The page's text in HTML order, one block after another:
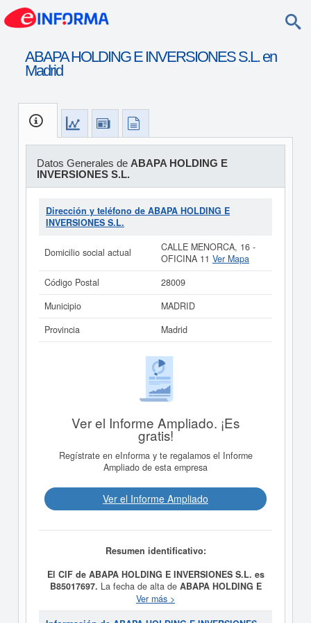
ABAPA HOLDING E INVERSIONES S.L. en
Madrid
Datos Generales de ABAPA HOLDING E
INVERSIONES S.L.
Dirección y teléfono de ABAPA HOLDING E
INVERSIONES S.L.
Domicilio social actual
CALLE MENORCA, 16 -
OFICINA 11 Ver Mapa
Código Postal
28009
Municipio
MADRID
Provincia
Madrid
Ver el Informe Ampliado. ¡Es
gratis!
Regístrate en eInforma y te regalamos el Informe
Ampliado de esta empresa
Ver el Informe Ampliado
Resumen identificativo:
El CIF de ABAPA HOLDING E INVERSIONES S.L. es
B85017697. La fecha de alta de ABAPA HOLDING E
INVERSIONES S.L. fue el día 05/03/2007,
constituyendo su meta como LA TENENCIA,
Ver más >